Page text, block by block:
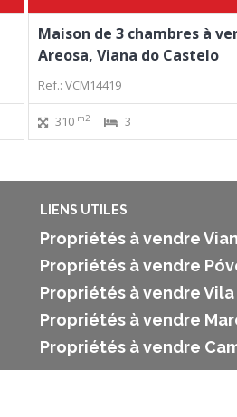
Maison de 3 chambres à
Areosa, Viana do Castelo
Ref.: VCM14419
310 m2 3
LIENS UTILES
Propriétés à vendre
Propriétés à vendre
Propriétés à vendre
Propriétés à vendre
Propriétés à vendre